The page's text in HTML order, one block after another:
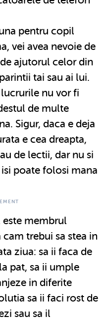
pentru copil
vei avea nevoie de
ajutorul celor din
tai sau ai lui.
nu vor fi
de multe
Sigur, daca e deja
e cea dreapta,
de lectii, dar nu si
poate folosi mana
membrul
trebui sa stea in
ziua: sa ii faca de
pat, sa ii umple
in diferite
sa ii faci rost de
sau sa il